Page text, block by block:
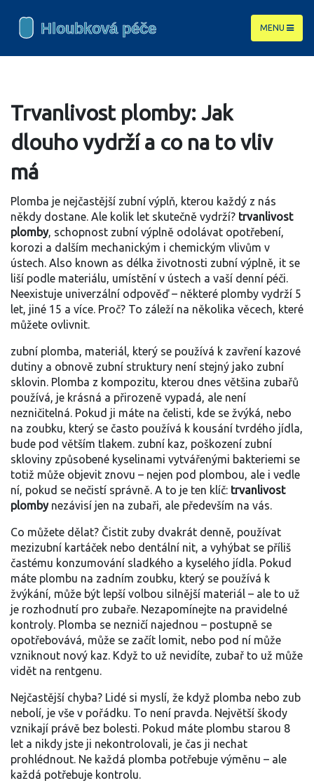
MENU
Trvanlivost plomby: Jak
dlouho vydrží a co na to vliv
má
Plomba je nejčastější zubní výplň, kterou každý z nás
někdy dostane. Ale kolik let skutečně vydrží? trvanlivost
plomby, schopnost zubní výplně odolávat opotřebení,
korozi a dalším mechanickým i chemickým vlivům v
ústech. Also known as délka životnosti zubní výplně, it se
liší podle materiálu, umístění v ústech a vaší denní péči.
Neexistuje univerzální odpověď – některé plomby vydrží 5
let, jiné 15 a více. Proč? To záleží na několika věcech, které
můžete ovlivnit.
zubní plomba, materiál, který se používá k zavření kazové
dutiny a obnově zubní struktury není stejný jako zubní
sklovin. Plomba z kompozitu, kterou dnes většina zubařů
používá, je krásná a přirozeně vypadá, ale není
nezničitelná. Pokud ji máte na čelisti, kde se žvýká, nebo
na zoubku, který se často používá k kousání tvrdého jídla,
bude pod větším tlakem. zubní kaz, poškození zubní
skloviny způsobené kyselinami vytvářenými bakteriemi se
totiž může objevit znovu – nejen pod plombou, ale i vedle
ní, pokud se nečistí správně. A to je ten klíč: trvanlivost
plombynezávisí jen na zubaři, ale především na vás.
Co můžete dělat? Čistit zuby dvakrát denně, používat
mezizubní kartáček nebo dentální nit, a vyhýbat se příliš
častému konzumování sladkého a kyselého jídla. Pokud
máte plombu na zadním zoubku, který se používá k
žvýkání, může být lepší volbou silnější materiál – ale to už
je rozhodnutí pro zubaře. Nezapomínejte na pravidelné
kontroly. Plomba se nezničí najednou – postupně se
opotřebovává, může se začít lomit, nebo pod ní může
vzniknout nový kaz. Když to už nevidíte, zubař to už může
vidět na rentgenu.
Nejčastější chyba? Lidé si myslí, že když plomba nebo zub
nebolí, je vše v pořádku. To není pravda. Největší škody
vznikají právě bez bolesti. Pokud máte plombu starou 8
let a nikdy jste ji nekontrolovali, je čas ji nechat
prohlédnout. Ne každá plomba potřebuje výměnu – ale
každá potřebuje kontrolu.